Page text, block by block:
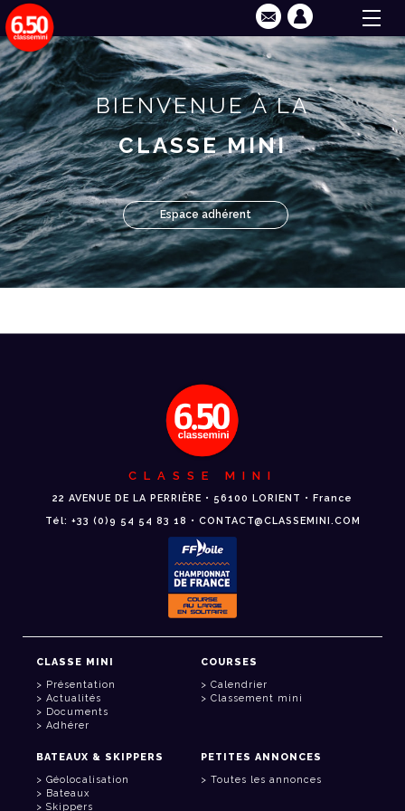
BIENVENUE À LA
CLASSE MINI
Espace adhérent
CLASSE MINI
22 AVENUE DE LA PERRIÈRE • 56100 LORIENT • France
Tél: +33 (0)9 54 54 83 18 • CONTACT@CLASSEMINI.COM
CLASSE MINI
Présentation
Actualités
Documents
Adhérer
COURSES
Calendrier
Classement mini
BATEAUX & SKIPPERS
Géolocalisation
Bateaux
Skippers
PETITES ANNONCES
Toutes les annonces